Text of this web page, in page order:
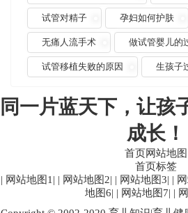
试管对精子 孕妇如何护肤
无痛人流手术 做试管婴儿的
试管移植失败的原因 生孩子
同一片蓝天下，让孩
成长！
首页网站地图
首页标签
| 网站地图1 | | 网站地图2| | 网站地图3| |
地图6| | 网站地图7| |